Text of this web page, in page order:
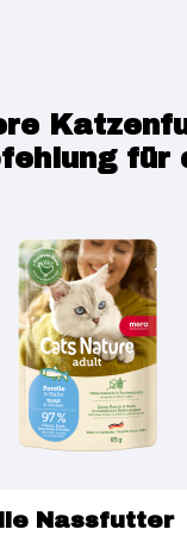
für
Nassfutter